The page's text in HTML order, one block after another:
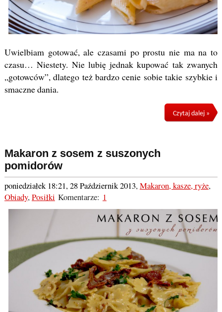
Uwielbiam gotować, ale czasami po prostu nie ma na to
czasu… Niestety. Nie lubię jednak kupować tak zwanych
„gotowców”, dlatego też bardzo cenie sobie takie szybkie i
smaczne dania.
Czytaj dalej »
Makaron z sosem z suszonych
pomidorów
poniedziałek 18:21, 28 Październik 2013,Makaron, kasze, ryże,
Obiady,Posiłki Komentarze: 1